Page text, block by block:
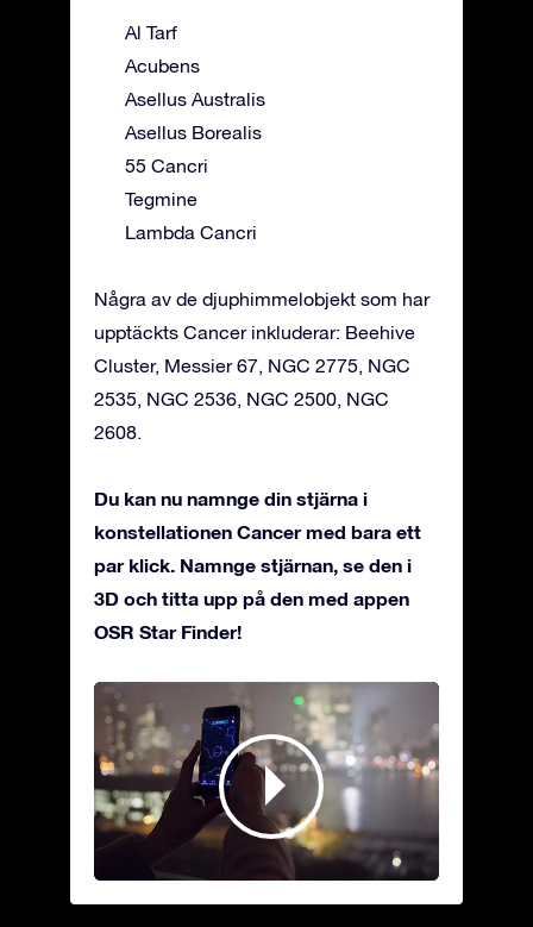
Al Tarf
Acubens
Asellus Australis
Asellus Borealis
55 Cancri
Tegmine
Lambda Cancri
Några av de djuphimmelobjekt som har
upptäckts Cancer inkluderar: Beehive
Cluster, Messier 67, NGC 2775, NGC
2535, NGC 2536, NGC 2500, NGC
2608.
Du kan nu namnge din stjärna i
konstellationen Cancer med bara ett
par klick. Namnge stjärnan, se den i
3D och titta upp på den med appen
OSR Star Finder!